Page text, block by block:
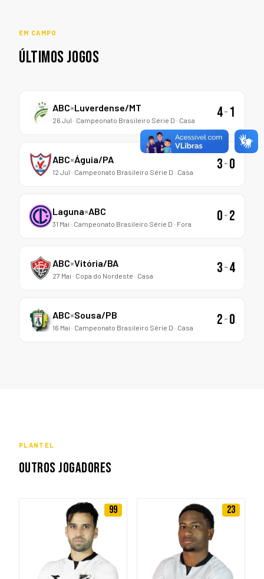
EM CAMPO
ÚLTIMOS JOGOS
ABC×Luverdense/MT
26 Jul · Campeonato Brasileiro Série D · Casa 4-1
ABC×Águia/PA
12 Jul · Campeonato Brasileiro Série D · Casa 3-0
Laguna×ABC
31 Mai · Campeonato Brasileiro Série D · Fora 0-2
ABC×Vitória/BA
27 Mai · Copa do Nordeste · Casa 3-4
ABC×Sousa/PB
16 Mai · Campeonato Brasileiro Série D · Casa 2-0
PLANTEL
OUTROS JOGADORES
99 23